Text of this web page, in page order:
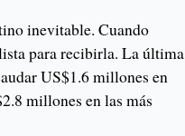
inevitable. Cuando
para recibirla. La última
US$1.6 millones en
millones en las más